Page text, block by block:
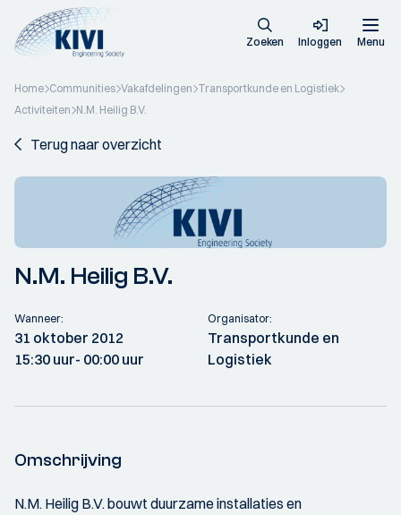
Zoeken Inloggen Menu
Home Communities Vakafdelingen Transportkunde en Logistiek
Activiteiten N.M. Heilig B.V.
Terug naar overzicht
N.M. Heilig B.V.
Wanneer:
31 oktober 2012
15:30 uur- 00:00 uur
Organisator:
Transportkunde en
Logistiek
Omschrijving
N.M. Heilig B.V. bouwt duurzame installaties en